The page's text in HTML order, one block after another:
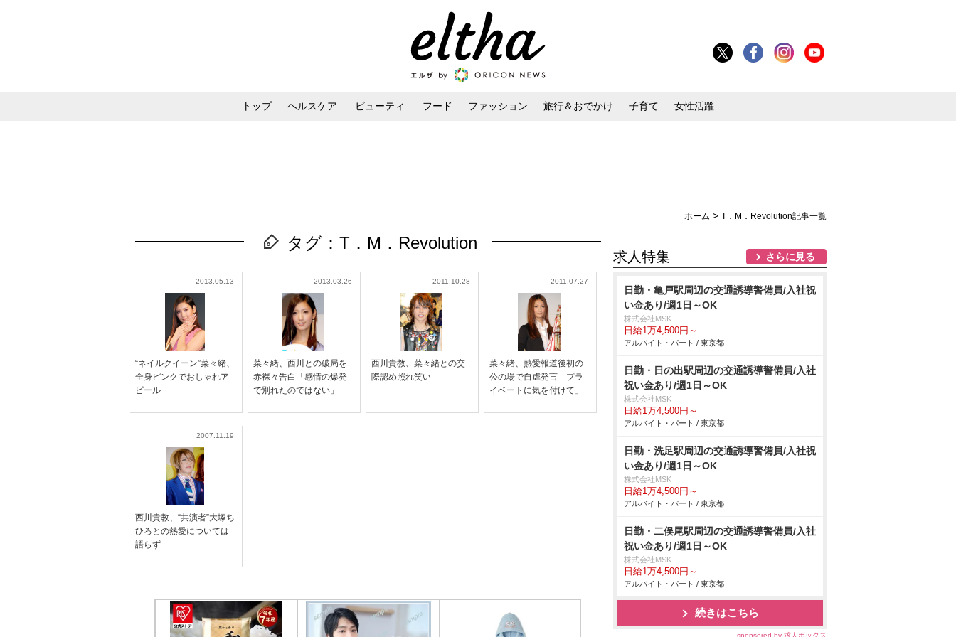
トップ ヘルスケア ビューティ フード ファッション 旅行＆おでかけ 子育て 女性活躍
ホーム > T．M．Revolution記事一覧
タグ：T．M．Revolution
2013.05.13
“ネイルクイーン”菜々緒、
全身ピンクでおしゃれア
ピール
2013.03.26
菜々緒、西川との破局を
赤裸々告白「感情の爆発
で別れたのではない」
2011.10.28
西川貴教、菜々緒との交
際認め照れ笑い
2011.07.27
菜々緒、熱愛報道後初の
公の場で自虐発言「プラ
イベートに気を付けて」
2007.11.19
西川貴教、“共演者”大塚ち
ひろとの熱愛については
語らず
求人特集 さらに見る
日勤・亀戸駅周辺の交通誘導警備員/入社祝
い金あり/週1日～OK
株式会社MSK
日給1万4,500円～
アルバイト・パート / 東京都
日勤・日の出駅周辺の交通誘導警備員/入社
祝い金あり/週1日～OK
株式会社MSK
日給1万4,500円～
アルバイト・パート / 東京都
日勤・洗足駅周辺の交通誘導警備員/入社祝
い金あり/週1日～OK
株式会社MSK
日給1万4,500円～
アルバイト・パート / 東京都
日勤・二俣尾駅周辺の交通誘導警備員/入社
祝い金あり/週1日～OK
株式会社MSK
日給1万4,500円～
アルバイト・パート / 東京都
続きはこちら
sponsored by 求人ボックス